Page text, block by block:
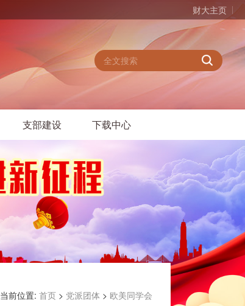
财大主页
支部建设 下载中心
当前位置: 首页 > 党派团体 > 欧美同学会